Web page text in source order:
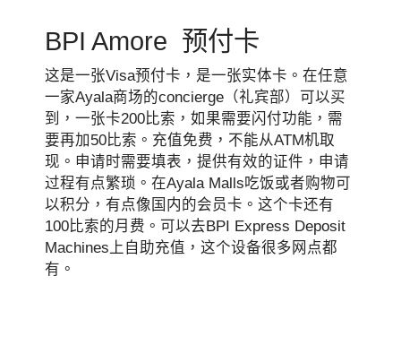
BPI Amore 预付卡
这是一张Visa预付卡，是一张实体卡。在任意
一家Ayala商场的concierge（礼宾部）可以买
到，一张卡200比索，如果需要闪付功能，需
要再加50比索。充值免费，不能从ATM机取
现。申请时需要填表，提供有效的证件，申请
过程有点繁琐。在Ayala Malls吃饭或者购物可
以积分，有点像国内的会员卡。这个卡还有
100比索的月费。可以去BPI Express Deposit
Machines上自助充值，这个设备很多网点都
有。